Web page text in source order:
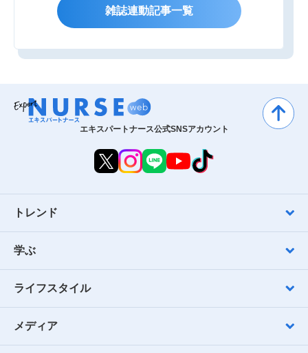
雑誌連動記事一覧
エキスパートナース公式SNSアカウント
トレンド
学ぶ
ライフスタイル
メディア